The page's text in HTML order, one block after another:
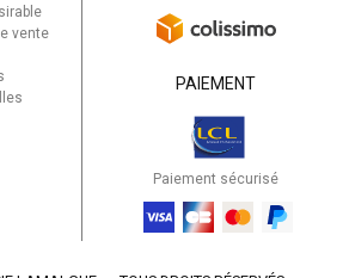
vente
PAIEMENT
Paiement sécurisé